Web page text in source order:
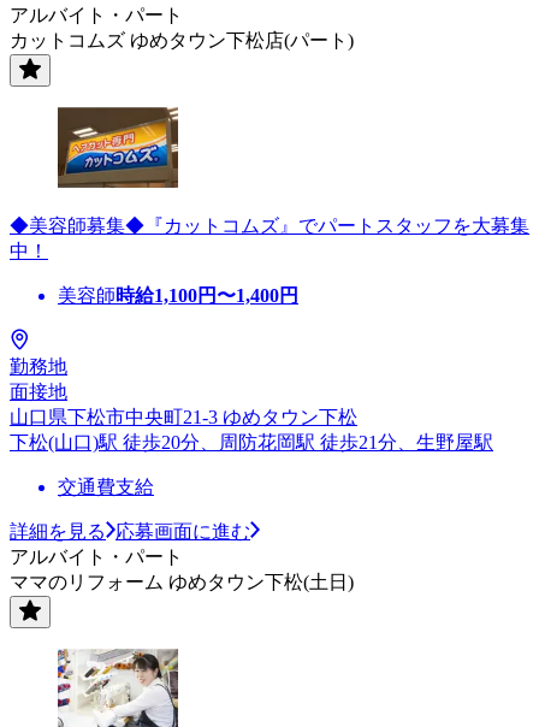
アルバイト・パート
カットコムズ ゆめタウン下松店(パート)
◆美容師募集◆『カットコムズ』でパートスタッフを大募集
中！
美容師時給1,100円〜1,400円
勤務地
面接地
山口県下松市中央町21-3 ゆめタウン下松
下松(山口)駅 徒歩20分、周防花岡駅 徒歩21分、生野屋駅
交通費支給
詳細を見る
応募画面に進む
アルバイト・パート
ママのリフォーム ゆめタウン下松(土日)